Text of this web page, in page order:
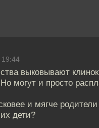
выковывают клинок
могут и просто
и мягче
дети?